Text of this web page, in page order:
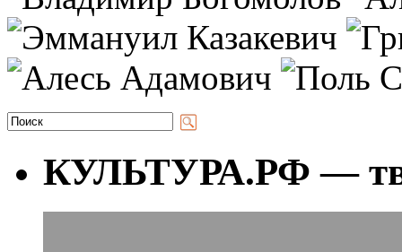
КУЛЬТУРА.РФ —